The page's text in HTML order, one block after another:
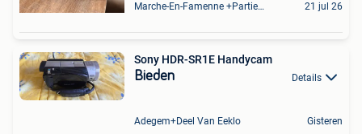
Marche-En-Famenne +Partie De Baillonville Et Noiseux 21 jul 26
Sony HDR-SR1E Handycam
Bieden Details
Adegem+Deel Van Eeklo Gisteren